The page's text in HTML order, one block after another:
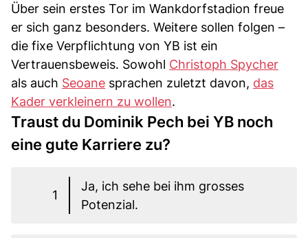
Über sein erstes Tor im Wankdorfstadion freue
er sich ganz besonders. Weitere sollen folgen –
die fixe Verpflichtung von YB ist ein
Vertrauensbeweis. Sowohl Christoph Spycher
als auch Seoane sprachen zuletzt davon, das
Kader verkleinern zu wollen.
Traust du Dominik Pech bei YB noch
eine gute Karriere zu?
1
Ja, ich sehe bei ihm grosses
Potenzial.